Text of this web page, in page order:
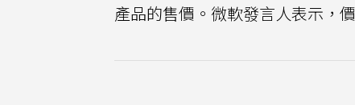
產品的售價。微軟發言人表示，